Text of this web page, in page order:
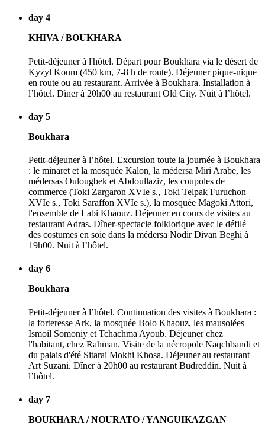
day 4
KHIVA / BOUKHARA
Petit-déjeuner à l'hôtel. Départ pour Boukhara via le désert de
Kyzyl Koum (450 km, 7-8 h de route). Déjeuner pique-nique
en route ou au restaurant. Arrivée à Boukhara. Installation à
l’hôtel. Dîner à 20h00 au restaurant Old City. Nuit à l’hôtel.
day 5
Boukhara
Petit-déjeuner à l’hôtel. Excursion toute la journée à Boukhara
: le minaret et la mosquée Kalon, la médersa Miri Arabe, les
médersas Oulougbek et Abdoullaziz, les coupoles de
commerce (Toki Zargaron XVIe s., Toki Telpak Furuchon
XVIe s., Toki Saraffon XVIe s.), la mosquée Magoki Attori,
l'ensemble de Labi Khaouz. Déjeuner en cours de visites au
restaurant Adras. Dîner-spectacle folklorique avec le défilé
des costumes en soie dans la médersa Nodir Divan Beghi à
19h00. Nuit à l’hôtel.
day 6
Boukhara
Petit-déjeuner à l’hôtel. Continuation des visites à Boukhara :
la forteresse Ark, la mosquée Bolo Khaouz, les mausolées
Ismoil Somoniy et Tchachma Ayoub. Déjeuner chez
l'habitant, chez Rahman. Visite de la nécropole Naqchbandi et
du palais d'été Sitarai Mokhi Khosa. Déjeuner au restaurant
Art Suzani. Dîner à 20h00 au restaurant Budreddin. Nuit à
l’hôtel.
day 7
BOUKHARA / NOURATO / YANGUIKAZGAN